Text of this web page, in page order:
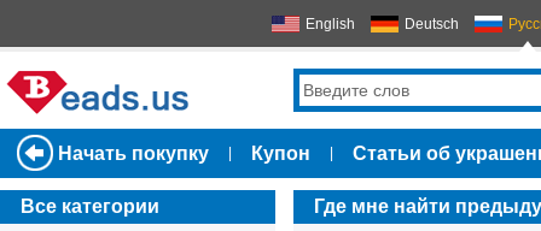
English Deutsch
Начать покупку Купон Статьи об
Все категории Где мне найти